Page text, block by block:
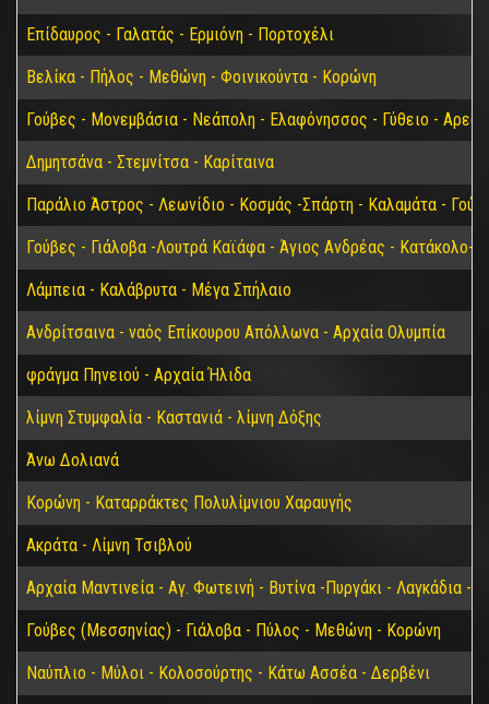
Επίδαυρος - Γαλατάς - Ερμιόνη - Πορτοχέλι
Βελίκα - Πήλος - Μεθώνη - Φοινικούντα - Κορώνη
Γούβες - Μονεμβάσια - Νεάπολη - Ελαφόνησσος - Γύθειο -
Δημητσάνα - Στεμνίτσα - Καρίταινα
Παράλιο Άστρος - Λεωνίδιο - Κοσμάς -Σπάρτη - Καλαμάτα -
Γούβες - Γιάλοβα -Λουτρά Καϊάφα - Άγιος Ανδρέας - Κατάκολο-
Λάμπεια - Καλάβρυτα - Μέγα Σπήλαιο
Ανδρίτσαινα - ναός Επίκουρου Απόλλωνα - Αρχαία Ολυμπία
φράγμα Πηνειού - Αρχαία Ήλιδα
λίμνη Στυμφαλία - Καστανιά - λίμνη Δόξης
Άνω Δολιανά
Κορώνη - Καταρράκτες Πολυλίμνιου Χαραυγής
Ακράτα - Λίμνη Τσιβλού
Αρχαία Μαντινεία - Αγ. Φωτεινή - Βυτίνα -Πυργάκι - Λαγκάδια -
Γούβες (Μεσσηνίας) - Γιάλοβα - Πύλος - Μεθώνη - Κορώνη
Ναύπλιο - Μύλοι - Κολοσούρτης - Κάτω Ασσέα - Δερβένι